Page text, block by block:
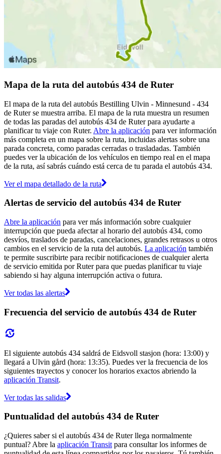
Mapa de la ruta del autobús 434 de Ruter
El mapa de la ruta del autobús Bestilling Ulvin - Minnesund - 434
de Ruter se muestra arriba. El mapa de la ruta muestra un resumen
de todas las paradas del autobús 434 de Ruter para ayudarte a
planificar tu viaje con Ruter. Abre la aplicación para ver información
más completa en un mapa sobre la ruta, incluidas alertas sobre una
parada concreta, como paradas cerradas o trasladadas. También
puedes ver la ubicación de los vehículos en tiempo real en el mapa
de la ruta, así sabrás cuándo está cerca de tu parada el autobús 434.
Ver el mapa detallado de la ruta
Alertas de servicio del autobús 434 de Ruter
Abre la aplicación para ver más información sobre cualquier
interrupción que pueda afectar al horario del autobús 434, como
desvíos, traslados de paradas, cancelaciones, grandes retrasos u otros
cambios en el servicio de la ruta del autobús. La aplicación también
te permite suscribirte para recibir notificaciones de cualquier alerta
de servicio emitida por Ruter para que puedas planificar tu viaje
sabiendo si hay alguna interrupción activa o futura.
Ver todas las alertas
Frecuencia del servicio de autobús 434 de Ruter
El siguiente autobús 434 saldrá de Eidsvoll stasjon (hora: 13:00) y
llegará a Ulvin gård (hora: 13:35). Puedes ver la frecuencia de los
siguientes trayectos y conocer los horarios exactos abriendo la
aplicación Transit.
Ver todas las salidas
Puntualidad del autobús 434 de Ruter
¿Quieres saber si el autobús 434 de Ruter llega normalmente
puntual? Abre la aplicación Transit para consultar los informes de